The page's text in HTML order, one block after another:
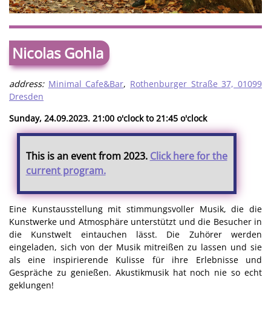
Nicolas Gohla
address: Minimal Cafe&Bar, Rothenburger Straße 37, 01099
Dresden
Sunday, 24.09.2023. 21:00 o'clock to 21:45 o'clock
This is an event from 2023. Click here for the
current program.
Eine Kunstausstellung mit stimmungsvoller Musik, die die
Kunstwerke und Atmosphäre unterstützt und die Besucher in
die Kunstwelt eintauchen lässt. Die Zuhörer werden
eingeladen, sich von der Musik mitreißen zu lassen und sie
als eine inspirierende Kulisse für ihre Erlebnisse und
Gespräche zu genießen. Akustikmusik hat noch nie so echt
geklungen!